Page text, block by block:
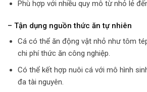
Phù hợp với nhiều quy mô từ nhỏ lẻ
– Tận dụng nguồn thức ăn tự nhiên
Cá có thể ăn động vật nhỏ như tôm
chi phí thức ăn công nghiệp.
Có thể kết hợp nuôi cá với mô hình
đa tài nguyên.